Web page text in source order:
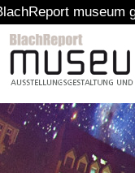
geht in kreative